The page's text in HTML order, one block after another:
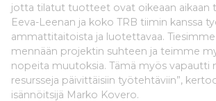
jotta tilatut tuotteet ovat oikeaan aikaan
Eeva-Leenan ja koko TRB tiimin kanssa
ammattitaitoista ja luotettavaa.
mennään projektin suhteen ja teimme
nopeita muutoksia. Tämä myös vapautti
resursseja päivittäisiin työtehtäviin”,
isännöitsijä Marko Kovero.